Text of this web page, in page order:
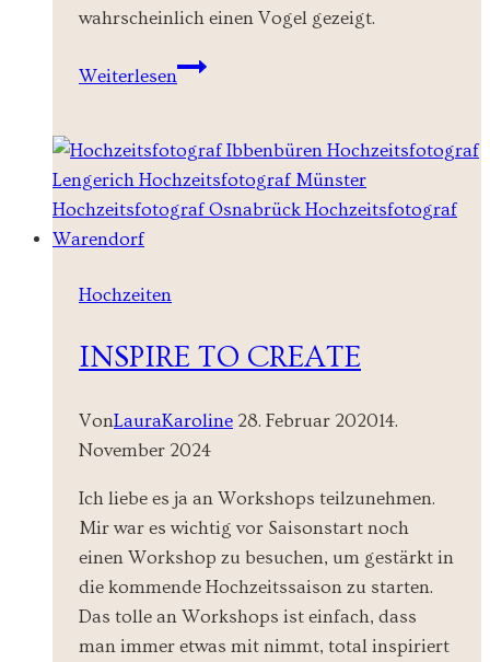
wahrscheinlich einen Vogel gezeigt.
Weiterlesen
Verlobungsshooting
Loft
Teil
I
Hochzeiten
INSPIRE TO CREATE
VonLauraKaroline 28. Februar 202014.
November 2024
Ich liebe es ja an Workshops teilzunehmen.
Mir war es wichtig vor Saisonstart noch
einen Workshop zu besuchen, um gestärkt in
die kommende Hochzeitssaison zu starten.
Das tolle an Workshops ist einfach, dass
man immer etwas mit nimmt, total inspiriert